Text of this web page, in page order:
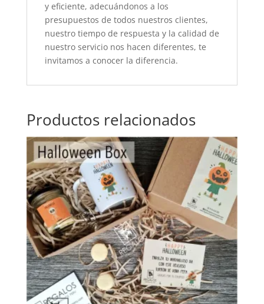
y eficiente, adecuándonos a los
presupuestos de todos nuestros clientes,
nuestro tiempo de respuesta y la calidad de
nuestro servicio nos hacen diferentes, te
invitamos a conocer la diferencia.
Productos relacionados